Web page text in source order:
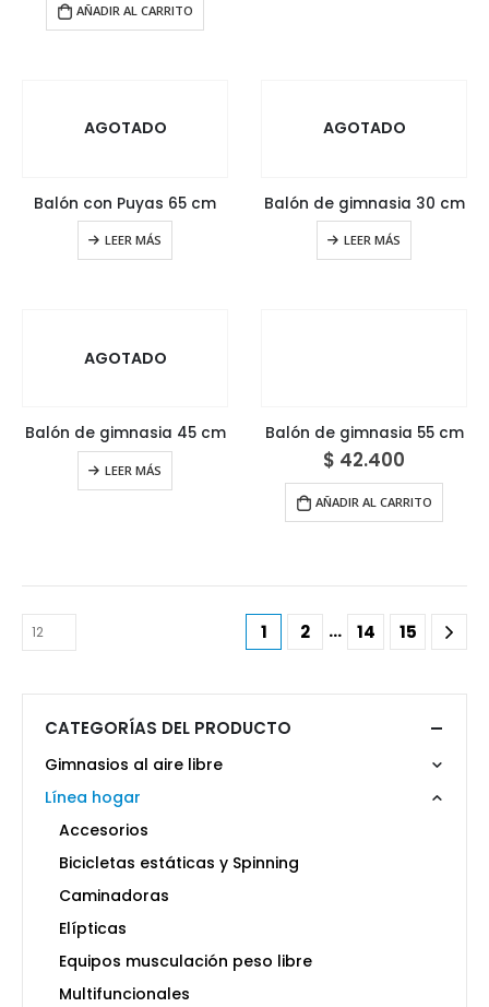
AÑADIR AL CARRITO
AGOTADO
Balón con Puyas 65 cm
LEER MÁS
AGOTADO
Balón de gimnasia 30 cm
LEER MÁS
AGOTADO
Balón de gimnasia 45 cm
LEER MÁS
Balón de gimnasia 55 cm
$ 42.400
AÑADIR AL CARRITO
1 2 … 14 15
CATEGORÍAS DEL PRODUCTO
Gimnasios al aire libre
Línea hogar
Accesorios
Bicicletas estáticas y Spinning
Caminadoras
Elípticas
Equipos musculación peso libre
Multifuncionales